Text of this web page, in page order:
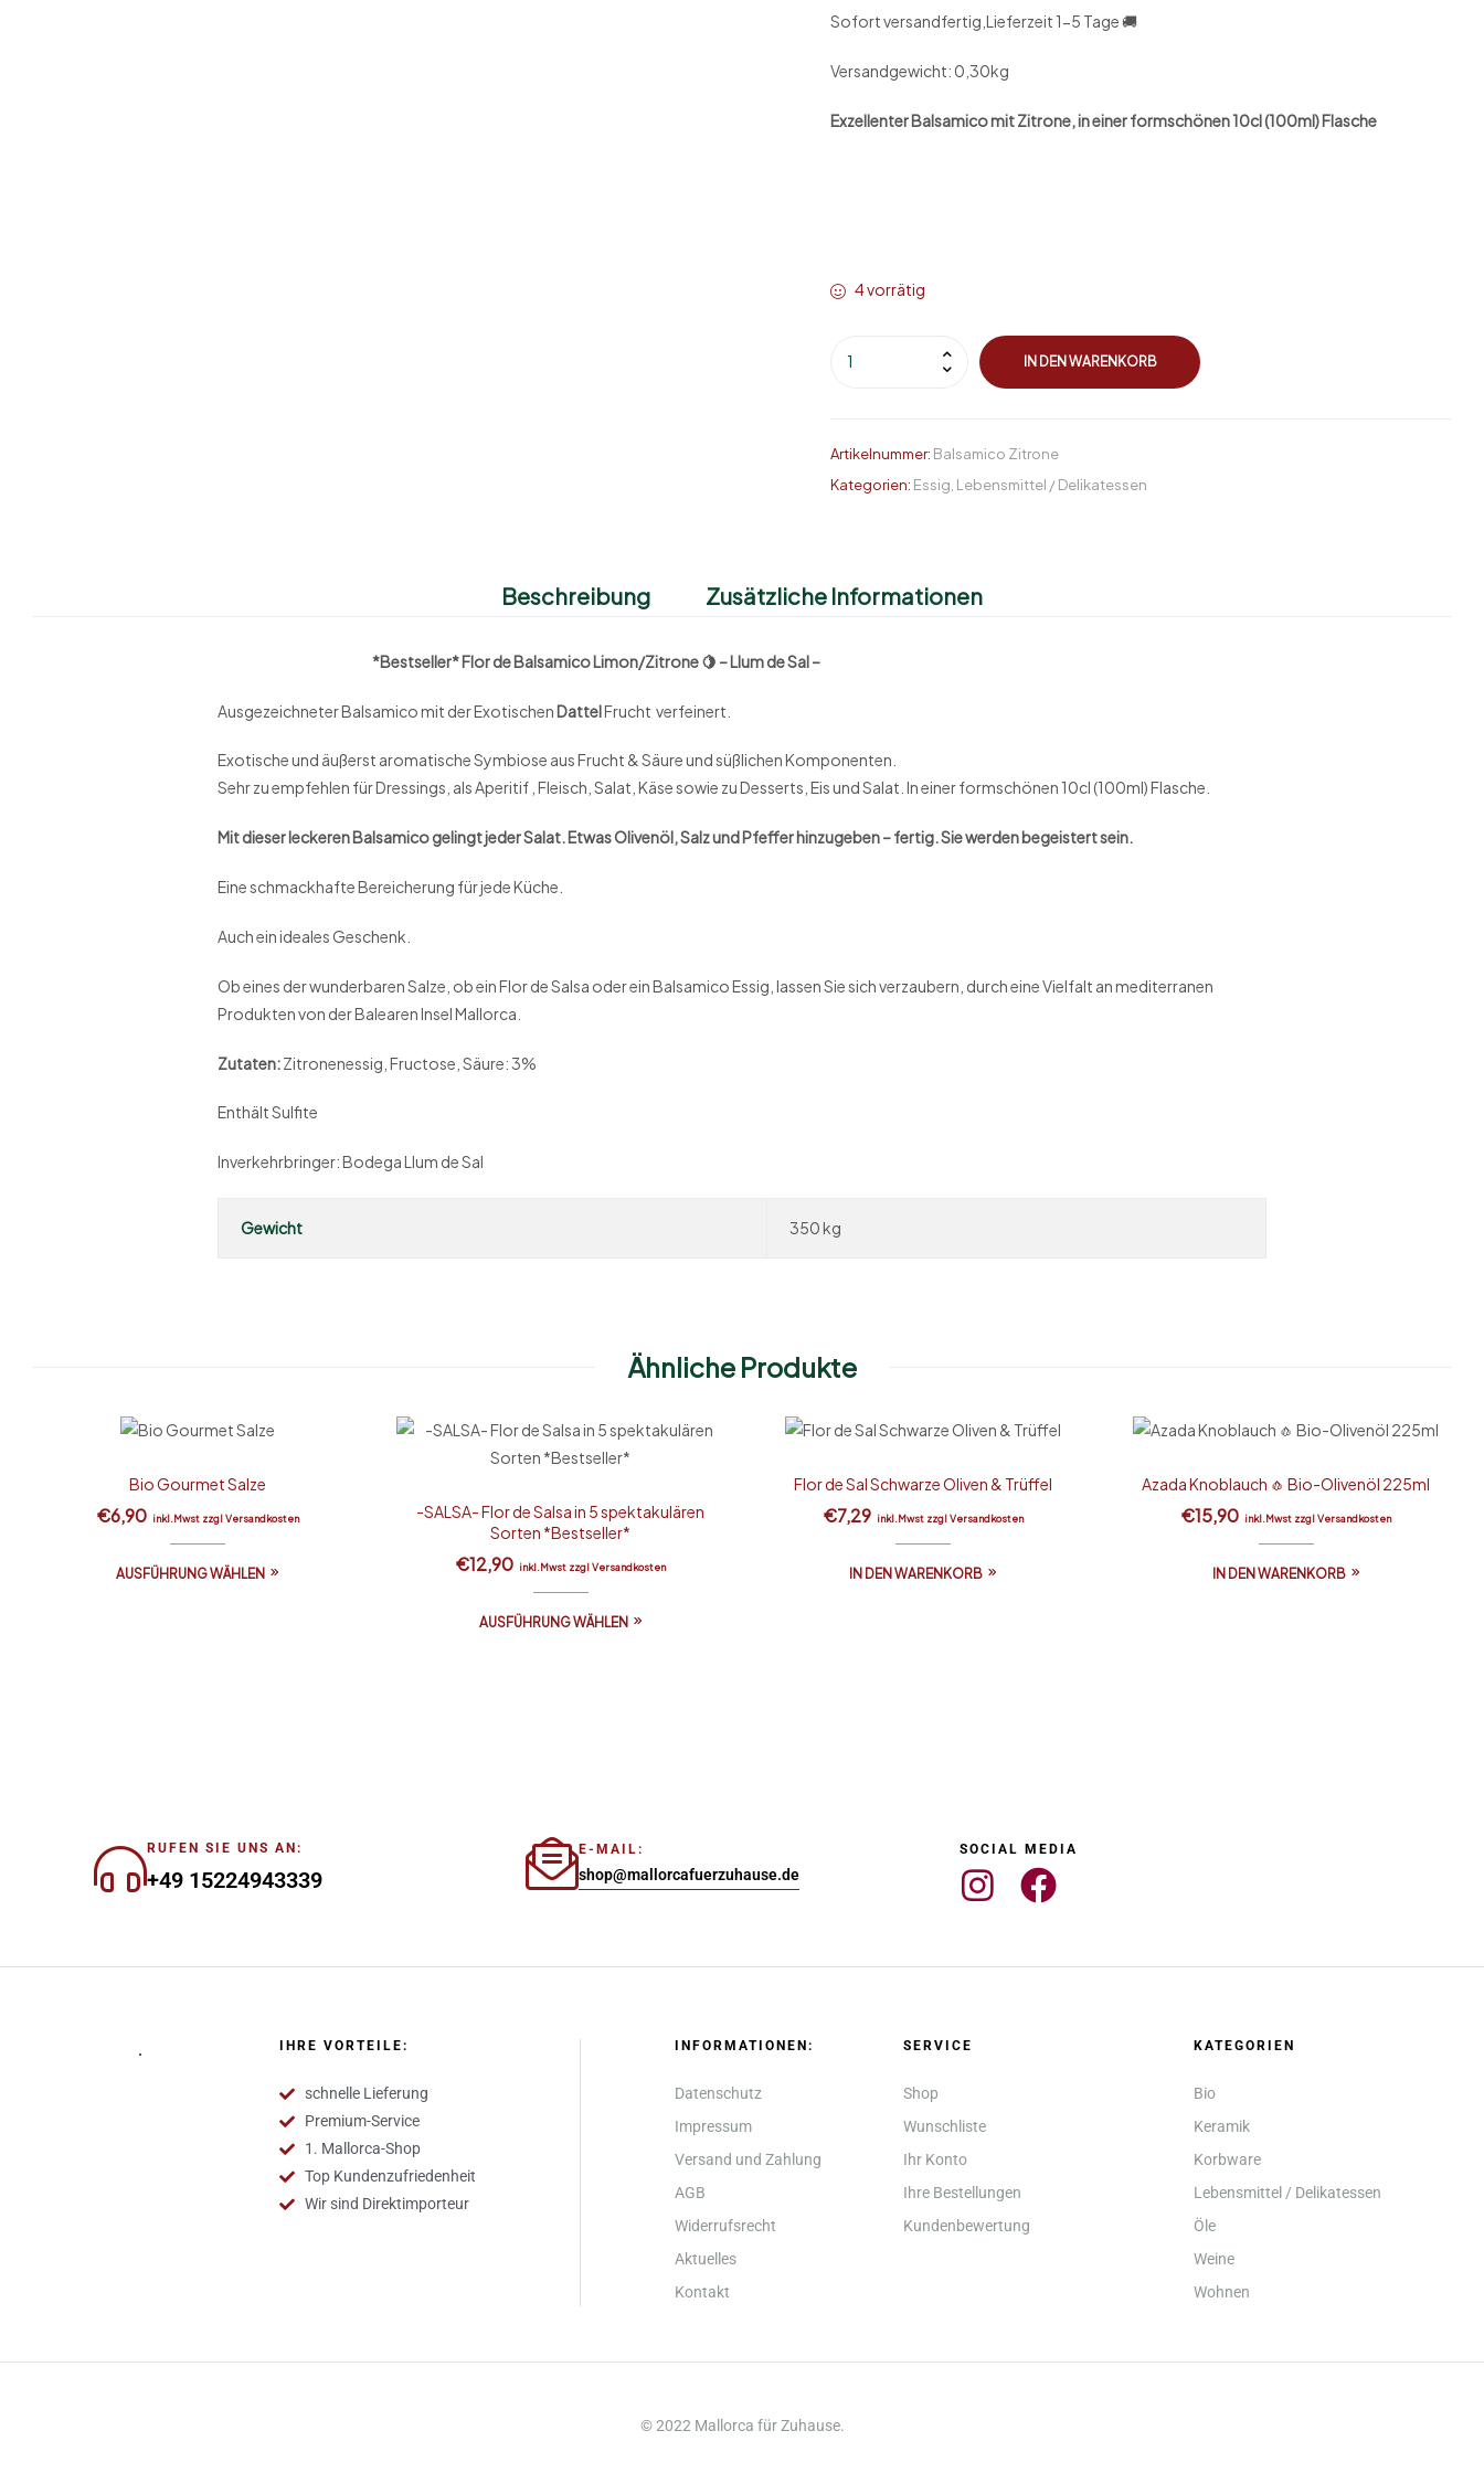
Sofort versandfertig,Lieferzeit 1-5 Tage 🚚
Versandgewicht: 0,30kg
Exzellenter Balsamico mit Zitrone, in einer formschönen 10cl (100ml) Flasche
4 vorrätig
IN DEN WARENKORB
Artikelnummer: Balsamico Zitrone
Kategorien: Essig Lebensmittel / Delikatessen
Beschreibung Zusätzliche Informationen
*Bestseller* Flor de Balsamico Limon/Zitrone 🍋 – Llum de Sal –
Ausgezeichneter Balsamico mit der ExotischenDattelFrucht verfeinert.
Exotische und äußerst aromatische Symbiose aus Frucht & Säure und süßlichen Komponenten.
Sehr zu empfehlen für Dressings, als Aperitif , Fleisch, Salat, Käse sowie zu Desserts, Eis und Salat. In einer formschönen 10cl (100ml) Flasche.
Mit dieser leckeren Balsamico gelingt jeder Salat. Etwas Olivenöl, Salz und Pfeffer hinzugeben – fertig. Sie werden begeistert sein.
Eine schmackhafte Bereicherung für jede Küche.
Auch ein ideales Geschenk.
Ob eines der wunderbaren Salze, ob ein Flor de Salsa oder ein Balsamico Essig, lassen Sie sich verzaubern, durch eine Vielfalt an mediterranen
Produkten von der Balearen Insel Mallorca.
Zutaten:Zitronenessig, Fructose, Säure: 3%
Enthält Sulfite
Inverkehrbringer: Bodega Llum de Sal
Gewicht 350 kg
Ähnliche Produkte
Bio Gourmet Salze
€6,90 inkl.Mwst zzgl Versandkosten
AUSFÜHRUNG WÄHLEN
-SALSA- Flor de Salsa in 5 spektakulären
Sorten *Bestseller*
€12,90 inkl.Mwst zzgl Versandkosten
AUSFÜHRUNG WÄHLEN
Flor de Sal Schwarze Oliven & Trüffel
€7,29 inkl.Mwst zzgl Versandkosten
IN DEN WARENKORB
Azada Knoblauch 🧄 Bio-Olivenöl 225ml
€15,90 inkl.Mwst zzgl Versandkosten
IN DEN WARENKORB
RUFEN SIE UNS AN:
+49 15224943339
E-MAIL:
shop@mallorcafuerzuhause.de
SOCIAL MEDIA
IHRE VORTEILE:
schnelle Lieferung
Premium-Service
1. Mallorca-Shop
Top Kundenzufriedenheit
Wir sind Direktimporteur
INFORMATIONEN:
Datenschutz
Impressum
Versand und Zahlung
AGB
Widerrufsrecht
Aktuelles
Kontakt
SERVICE
Shop
Wunschliste
Ihr Konto
Ihre Bestellungen
Kundenbewertung
KATEGORIEN
Bio
Keramik
Korbware
Lebensmittel / Delikatessen
Öle
Weine
Wohnen
© 2022 Mallorca für Zuhause.